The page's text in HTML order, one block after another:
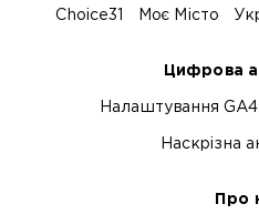
Choice31 Моє Місто
Цифрова
Налаштування GA4
Наскрізна
Про